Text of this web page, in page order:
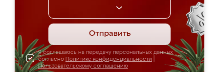
Отправить
Я соглашаюсь на передачу персональных данных
согласно Политике конфиденциальности
Пользовательскому соглашению